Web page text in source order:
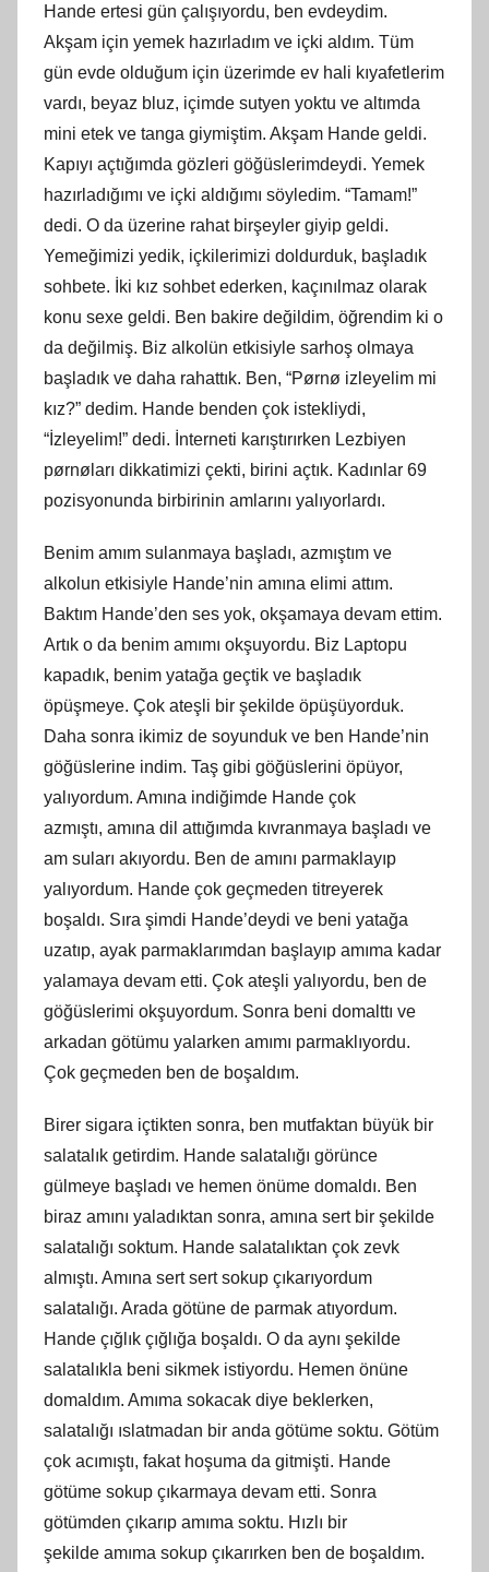
Hande ertesi gün çalışıyordu, ben evdeydim.
Akşam için yemek hazırladım ve içki aldım. Tüm
gün evde olduğum için üzerimde ev hali kıyafetlerim
vardı, beyaz bluz, içimde sutyen yoktu ve altımda
mini etek ve tanga giymiştim. Akşam Hande geldi.
Kapıyı açtığımda gözleri göğüslerimdeydi. Yemek
hazırladığımı ve içki aldığımı söyledim. “Tamam!”
dedi. O da üzerine rahat birşeyler giyip geldi.
Yemeğimizi yedik, içkilerimizi doldurduk, başladık
sohbete. İ
ki kız sohbet ederken, kaçınılmaz olarak
konu sexe geldi. Ben bakire değildim, öğrendim ki o
da değilmiş. Biz alkolün etkisiyle sarhoş olmaya
başladık ve daha rahattık. Ben, “Pørnø izleyelim mi
kız?” dedim. Hande benden çok istekliydi,
“İzleyelim!” dedi. İnterneti karıştırırken Lezbiyen
pørnøları dikkatimizi çekti, birini açtık. Kadınlar 69
pozisyonunda birbirinin amlarını yalıyorlardı.
Benim amım sulanmaya başladı, azmıştım ve
alkolun etkisiyle Hande’nin amına elimi attım.
Baktım Hande’den ses yok, okşamaya devam ettim.
Artık o da benim amımı okşuyordu. Biz Laptopu
kapadık, benim yatağa geçtik ve başladık
öpüşmeye. Çok ateşli bir şekilde öpüşüyorduk.
Daha sonra ikimiz de soyunduk ve ben Hande’nin
göğüslerine indim. Taş gibi göğüslerini öpüyor,
yalıyordum. Amına indiğimde Hande çok
azmıştı, amına dil attığımda kıvranmaya başladı ve
am suları akıyordu. Ben de amını parmaklayıp
yalıyordum. Hande çok geçmeden titreyerek
boşaldı. Sıra şimdi Hande’deydi ve beni yatağa
uzatıp, ayak parmaklarımdan başlayıp amıma kadar
yalamaya devam etti. Çok ateşli yalıyordu, ben de
göğüslerimi okşuyordum. Sonra beni domalttı ve
arkadan götümu yalarken amımı parmaklıyordu.
Çok geçmeden ben de boşaldım.
Birer sigara içtikten sonra, ben mutfaktan büyük bir
salatalık getirdim. Hande salatalığı görünce
gülmeye başladı ve hemen önüme domaldı. Ben
biraz amını yaladıktan sonra, amına sert bir şekilde
salatalığı soktum. Hande salatalıktan çok zevk
almıştı. Amına sert sert sokup çıkarıyordum
salatalığı. Arada götüne de parmak atıyordum.
Hande çığlık çığlığa boşaldı. O da aynı şekilde
salatalıkla beni sikmek istiyordu. Hemen önüne
domaldım. Amıma sokacak diye beklerken,
salatalığı ıslatmadan bir anda götüme soktu. Götüm
çok acımıştı, fakat hoşuma da gitmişti. Hande
götüme sokup çıkarmaya devam etti. Sonra
götümden çıkarıp amıma soktu. Hızlı bir
şekilde amıma sokup çıkarırken ben de boşaldım.